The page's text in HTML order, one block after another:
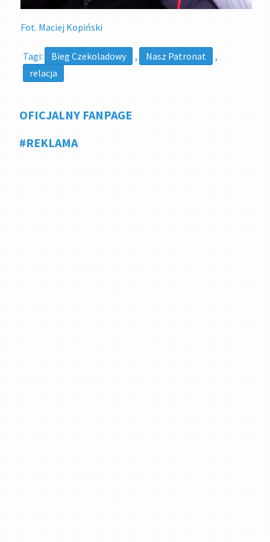
Fot. Maciej Kopiński
Tagi: Bieg Czekoladowy , Nasz Patronat
,
relacja
OFICJALNY FANPAGE
#REKLAMA